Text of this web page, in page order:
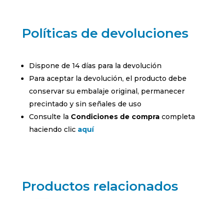
Políticas de devoluciones
Dispone de 14 días para la devolución
Para aceptar la devolución, el producto debe
conservar su embalaje original, permanecer
precintado y sin señales de uso
Consulte la Condiciones de compracompleta
haciendo clic aquí
Productos relacionados